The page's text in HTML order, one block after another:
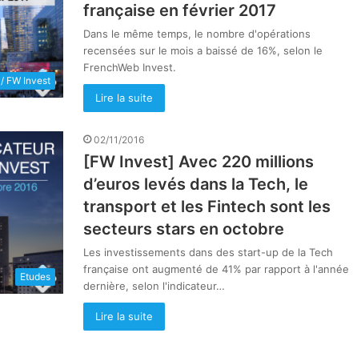
/ FW Invest
française en février 2017
Dans le même temps, le nombre d'opérations
recensées sur le mois a baissé de 16%, selon le
FrenchWeb Invest.
Lire la suite
Etudes
02/11/2016
[FW Invest] Avec 220 millions
d’euros levés dans la Tech, le
transport et les Fintech sont les
secteurs stars en octobre
Les investissements dans des start-up de la Tech
française ont augmenté de 41% par rapport à l'année
dernière, selon l'indicateur…
Lire la suite